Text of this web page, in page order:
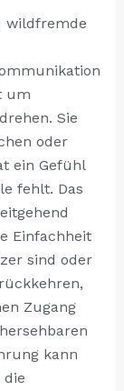
wildfremde
um
Sie
oder
ein Gefühl
fehlt. Das
Einfachheit
sind oder
Zugang
kann
die